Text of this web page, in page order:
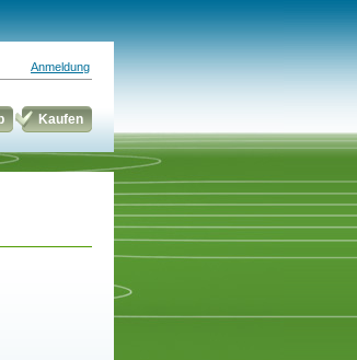
Anmeldung
Kaufen